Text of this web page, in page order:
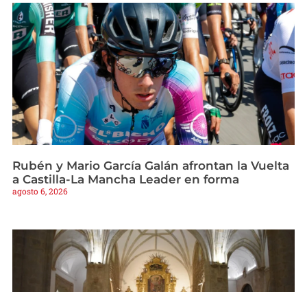
Rubén y Mario García Galán afrontan la Vuelta
a Castilla-La Mancha Leader en forma
agosto 6, 2026